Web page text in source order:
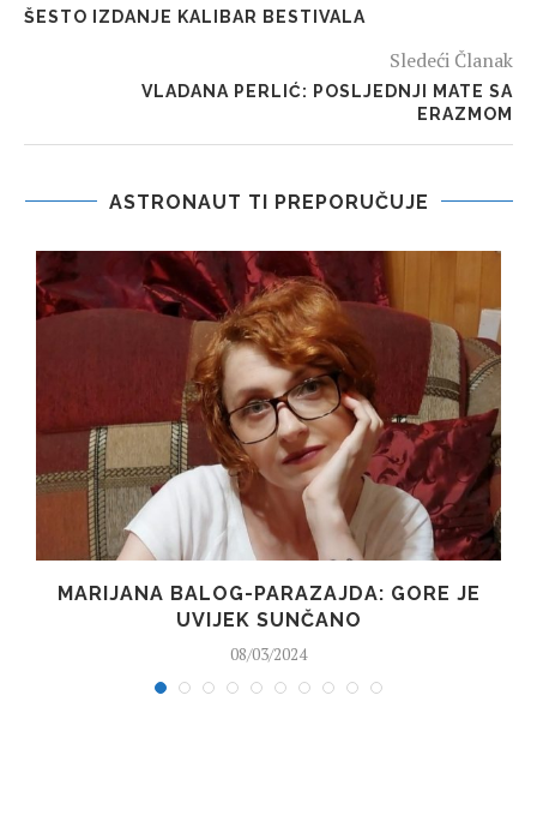
ŠESTO IZDANJE KALIBAR BESTIVALA
Sledeći Članak
VLADANA PERLIĆ: POSLJEDNJI MATE SA
ERAZMOM
ASTRONAUT TI PREPORUČUJE
MARIJANA BALOG-PARAZAJDA: GORE JE
UVIJEK SUNČANO
08/03/2024